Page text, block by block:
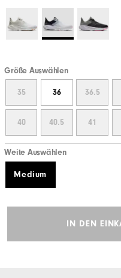
Größe Auswählen
35 36 36.5
40 40.5 41
Weite Auswählen
Medium
IN DEN